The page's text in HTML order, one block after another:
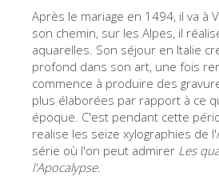
Le Musée Galilée
Le Jardin de
La tour d'Arnolfo
Le Corridor de
Le Palazzo
Après le mariage en 1494, il va à
son chemin, sur les Alpes, il
aquarelles. Son séjour en Italie
profond dans son art, une fois
commence à produire des
plus élaborées par rapport à ce
époque. C'est pendant cette
realise les seize xylographies de
série où l'on peut admirer Les
l'Apocalypse.